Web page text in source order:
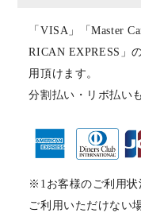
「VISA」「Master
RICAN EXPRESS」
用頂けます。
分割払い・リボ払い
※1お客様のご利用状
ご利用いただけない